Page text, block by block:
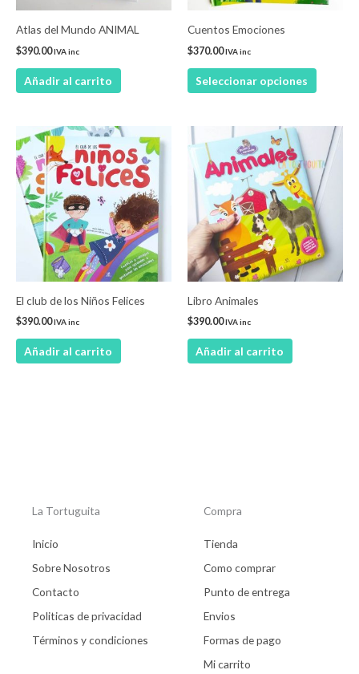
Atlas del Mundo ANIMAL
$390.00IVA inc
Añadir al carrito
Cuentos Emociones
$370.00IVA inc
Seleccionar opciones
se
de
El club de los Niños Felices
$390.00IVA inc
Añadir al carrito
Libro Animales
$390.00IVA inc
Añadir al carrito
La Tortuguita
Inicio
Sobre Nosotros
Contacto
Politicas de privacidad
Términos y condiciones
Compra
Tienda
Como comprar
Punto de entrega
Envios
Formas de pago
Mi carrito